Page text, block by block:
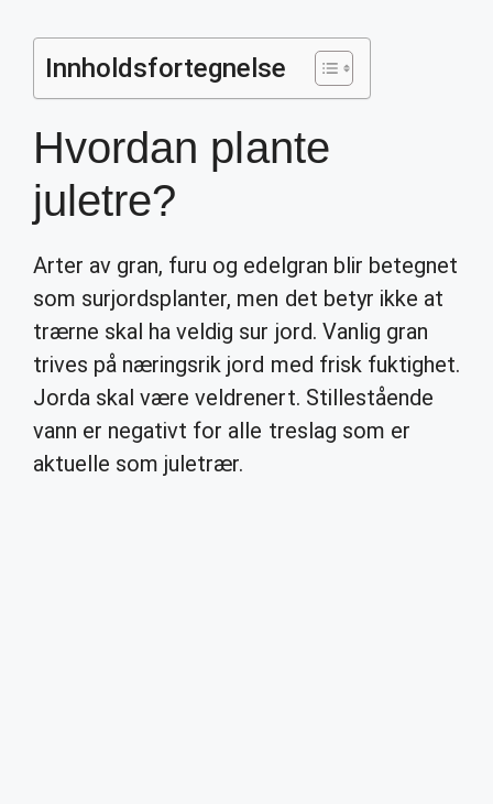
Innholdsfortegnelse
Hvordan plante
juletre?
Arter av gran, furu og edelgran blir betegnet
som surjordsplanter, men det betyr ikke at
trærne skal ha veldig sur jord. Vanlig gran
trives på næringsrik jord med frisk fuktighet.
Jorda skal være veldrenert. Stillestående
vann er negativt for alle treslag som er
aktuelle som juletrær.